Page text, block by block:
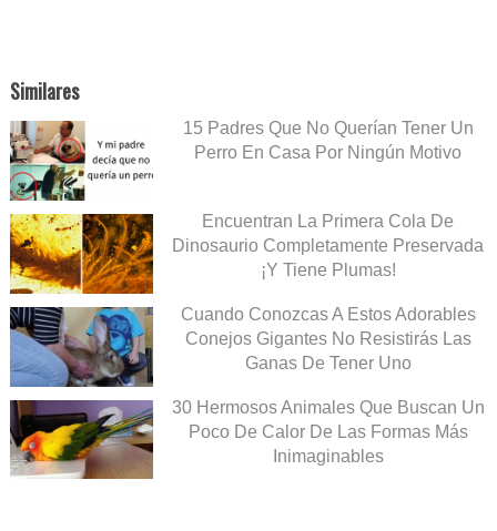
Similares
15 Padres Que No Querían Tener Un
Perro En Casa Por Ningún Motivo
Encuentran La Primera Cola De
Dinosaurio Completamente Preservada
¡Y Tiene Plumas!
Cuando Conozcas A Estos Adorables
Conejos Gigantes No Resistirás Las
Ganas De Tener Uno
30 Hermosos Animales Que Buscan Un
Poco De Calor De Las Formas Más
Inimaginables